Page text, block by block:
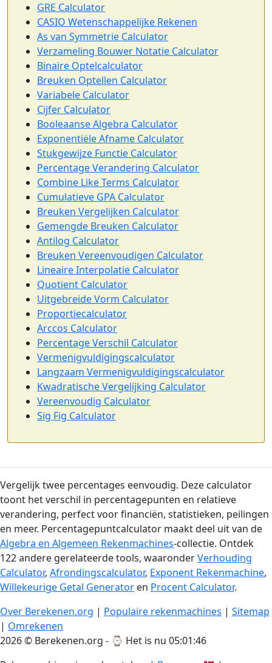
GRE Calculator
CASIO Wetenschappelijke Rekenen
As van Symmetrie Calculator
Verzameling Bouwer Notatie Calculator
Binaire Optelcalculator
Breuken Optellen Calculator
Variabele Calculator
Cijfer Calculator
Booleaanse Algebra Calculator
Exponentiële Afname Calculator
Stukgewijze Functie Calculator
Percentage Verandering Calculator
Combine Like Terms Calculator
Cumulatieve GPA Calculator
Breuken Vergelijken Calculator
Gemengde Breuken Calculator
Antilog Calculator
Breuken Vereenvoudigen Calculator
Lineaire Interpolatie Calculator
Quotient Calculator
Uitgebreide Vorm Calculator
Proportiecalculator
Arccos Calculator
Percentage Verschil Calculator
Vermenigvuldigingscalculator
Langzaam Vermenigvuldigingscalculator
Kwadratische Vergelijking Calculator
Vereenvoudig Calculator
Sig Fig Calculator
Vergelijk twee percentages eenvoudig. Deze calculator
toont het verschil in percentagepunten en relatieve
verandering, perfect voor financiën, statistieken, peilingen
en meer. Percentagepuntcalculator maakt deel uit van de
Algebra en Algemeen Rekenmachines-collectie. Ontdek
122 andere gerelateerde tools, waaronderVerhouding
Calculator, Afrondingscalculator, Exponent Rekenmachine,
Willekeurige Getal Generator en Procent Calculator.
Over Berekenen.org | Populaire rekenmachines | Sitemap
| Omrekenen
2026 © Berekenen.org - ⌚ Het is nu 05:01:46